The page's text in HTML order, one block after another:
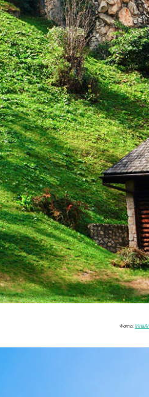
Фото: